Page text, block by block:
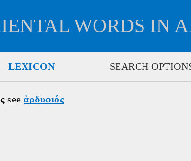
WORDS IN
LEXICON SEARCH
see ἀρδυφιός